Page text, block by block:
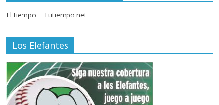
El tiempo – Tutiempo.net
Los Elefantes